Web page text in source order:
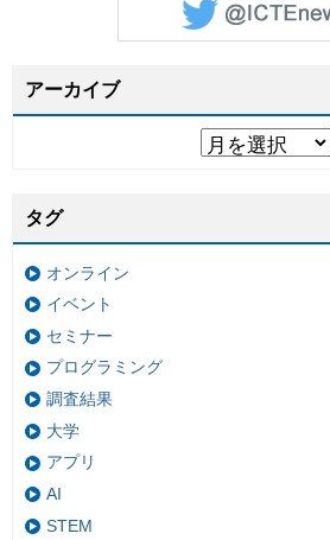
アーカイブ
タグ
オンライン
イベント
セミナー
プログラミング
調査結果
大学
アプリ
AI
STEM